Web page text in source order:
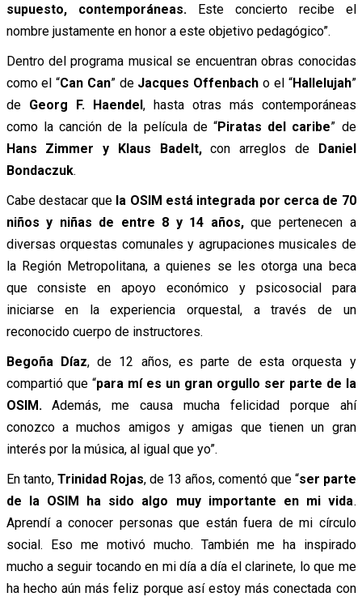
supuesto, contemporáneas. Este concierto recibe el
nombre justamente en honor a este objetivo pedagógico”.
Dentro del programa musical se encuentran obras conocidas
como el “Can Can” de Jacques Offenbach o el “Hallelujah”
de Georg F. Haendel, hasta otras más contemporáneas
como la canción de la película de “Piratas del caribe” de
Hans Zimmer y Klaus Badelt,con arreglos de Daniel
Bondaczuk.
Cabe destacar que la OSIM está integrada por cerca de 70
niños y niñas de entre 8 y 14 años,que pertenecen a
diversas orquestas comunales y agrupaciones musicales de
la Región Metropolitana, a quienes se les otorga una beca
que consiste en apoyo económico y psicosocial para
iniciarse en la experiencia orquestal, a través de un
reconocido cuerpo de instructores.
Begoña Díaz, de 12 años, es parte de esta orquesta y
compartió que “para mí es un gran orgullo ser parte de la
OSIM. Además, me causa mucha felicidad porque ahí
conozco a muchos amigos y amigas que tienen un gran
interés por la música, al igual que yo”.
En tanto, Trinidad Rojas, de 13 años, comentó que “ser parte
de la OSIM ha sido algo muy importante en mi vida.
Aprendí a conocer personas que están fuera de mi círculo
social. Eso me motivó mucho. También me ha inspirado
mucho a seguir tocando en mi día a día el clarinete, lo que me
ha hecho aún más feliz porque así estoy más conectada con